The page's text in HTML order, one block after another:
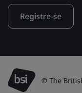
Registre-se
© The